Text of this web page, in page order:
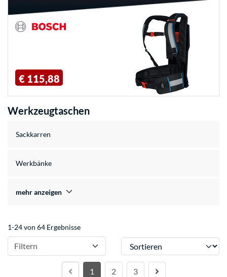
€ 115,88
Werkzeugtaschen
Sackkarren
Werkbänke
mehr anzeigen
1-24 von 64 Ergebnisse
Filtern Sortieren
1 2 3